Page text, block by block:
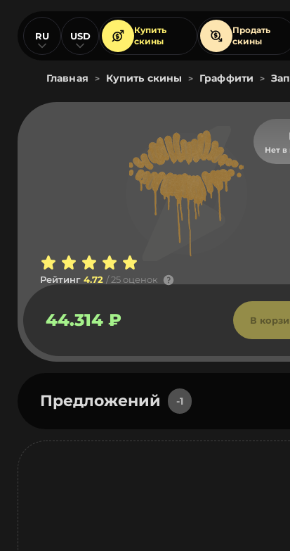
RU USD
Купить
скины
Продать
скины
Главная > Купить скины > Граффити >
Нет в
Рейтинг 4.72 / 25 оценок
44.314 ₽ В
Предложений -1